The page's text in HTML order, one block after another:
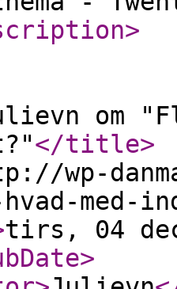
>
om
</title>
wp-
med-
tirs, 04
>